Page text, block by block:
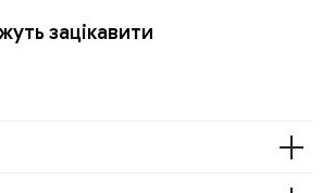
зацікавити